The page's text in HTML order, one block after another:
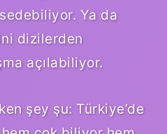
Ya da
dizilerden
açılabiliyor.
şey şu: Türkiye’de